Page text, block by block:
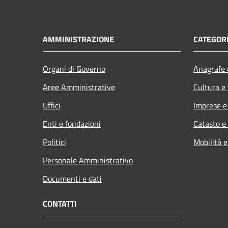
AMMINISTRAZIONE
Organi di Governo
Aree Amministrative
Uffici
Enti e fondazioni
Politici
Personale Amministrativo
Documenti e dati
Cultura
Imprese
Catasto
Mobilità
CONTATTI